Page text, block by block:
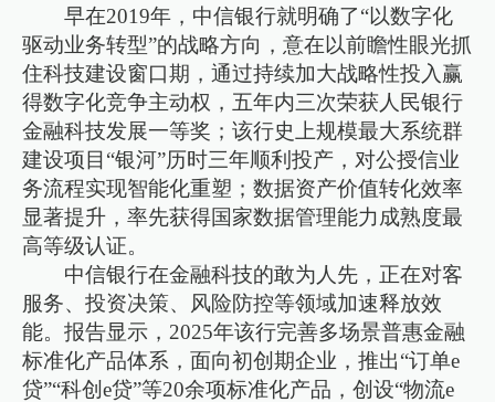
早在2019年，中信银行就明确了“以数字化
驱动业务转型”的战略方向，意在以前瞻性眼光抓
住科技建设窗口期，通过持续加大战略性投入赢
得数字化竞争主动权，五年内三次荣获人民银行
金融科技发展一等奖；该行史上规模最大系统群
建设项目“银河”历时三年顺利投产，对公授信业
务流程实现智能化重塑；数据资产价值转化效率
显著提升，率先获得国家数据管理能力成熟度最
高等级认证。
中信银行在金融科技的敢为人先，正在对客
服务、投资决策、风险防控等领域加速释放效
能。报告显示，2025年该行完善多场景普惠金融
标准化产品体系，面向初创期企业，推出“订单e
贷”“科创e贷”等20余项标准化产品，创设“物流e